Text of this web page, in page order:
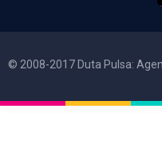
© 2008-2017 Duta Pulsa: